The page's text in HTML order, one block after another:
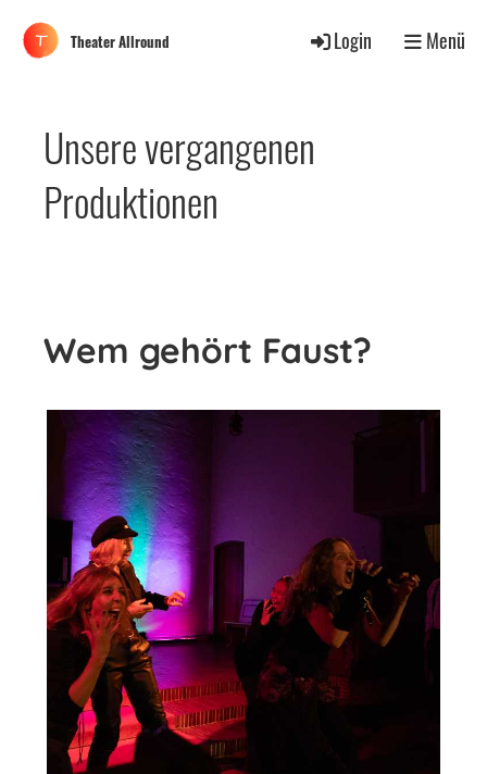
Theater Allround Login Menü
Unsere vergangenen
Produktionen
Wem gehört Faust?